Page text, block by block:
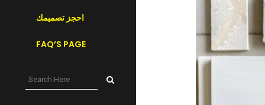
احجز تصميمك
FAQ’S PAGE